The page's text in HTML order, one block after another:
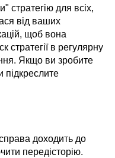
стратегію для всіх,
від ваших
щоб вона
стратегії в регулярну
Якщо ви зробите
підкреслите
доходить до
передісторію.